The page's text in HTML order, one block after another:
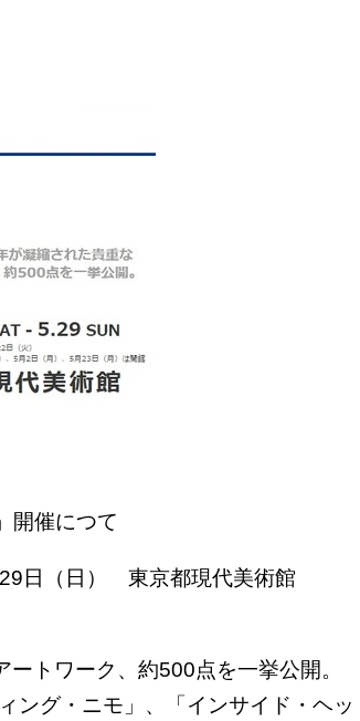
開催につて
日（日） 東京都現代美術館
トワーク、約500点を一挙公開。
ング・ニモ」、「インサイド・ヘッ